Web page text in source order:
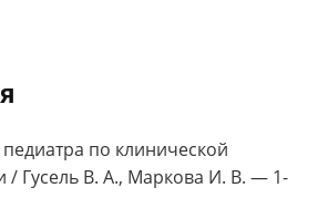
по клинической
/ Гусель В. А., Маркова И. В. — 1-